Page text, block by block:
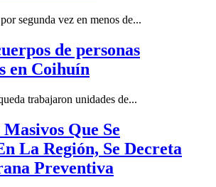
segunda vez en menos de...
de personas
en Coihuín
trabajaron unidades de...
Que Se
La Región, Se Decreta
Preventiva